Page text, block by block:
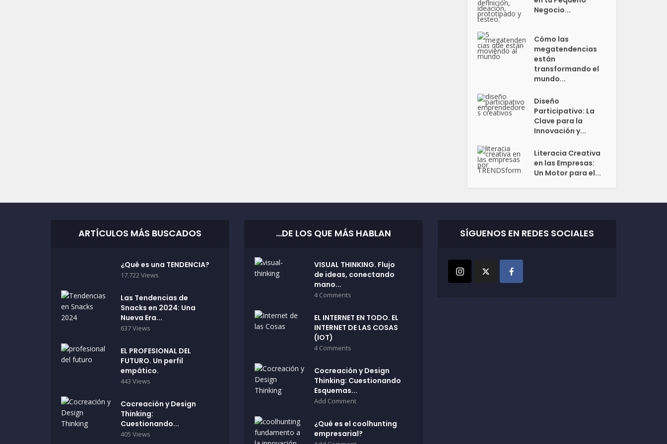
Negocio...
Cómo las
megatendencias
están
transformando el
mundo...
Diseño
Participativo: La
Clave para la
Innovación y...
Literacia Creativa
en las Empresas:
Un Motor para el...
ARTÍCULOS MÁS BUSCADOS
¿Qué es una TENDENCIA?
17.722 Views
Las Tendencias de
Snacks en 2024: Una
Nueva Era...
637 Views
EL PROFESIONAL DEL
FUTURO. Un perfil
empático.
443 Views
Cocreación y Design
Thinking:
Cuestionando...
405 Views
…DE LOS QUE MÁS HABLAN
VISUAL THINKING. Flujo
de ideas, conectando
mano...
4 Comments
EL INTERNET EN TODO. EL
INTERNET DE LAS COSAS
(IOT)
4 Comments
Cocreación y Design
Thinking: Cuestionando
Esquemas...
Add Comment
¿Qué es el coolhunting
empresarial?
SÍGUENOS EN REDES SOCIALES